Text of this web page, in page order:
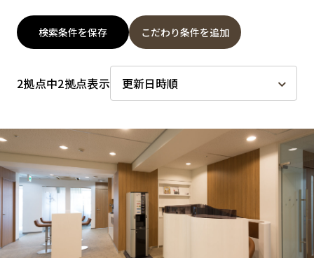
駅・路線から探す
地図から探す
キャンペーンから探す
ブランドから探す
オフィススタイルから探す
検索条件を保存 こだわり条件を追加
2拠点中2拠点表示